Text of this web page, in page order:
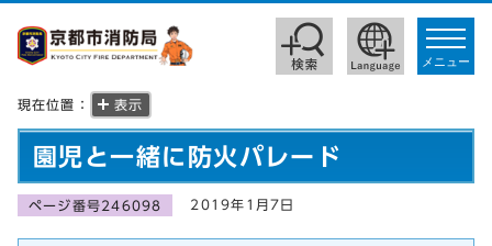
toggle
メニュー
現在位置： 表示
園児と一緒に防火パレード
ページ番号246098 2019年1月7日